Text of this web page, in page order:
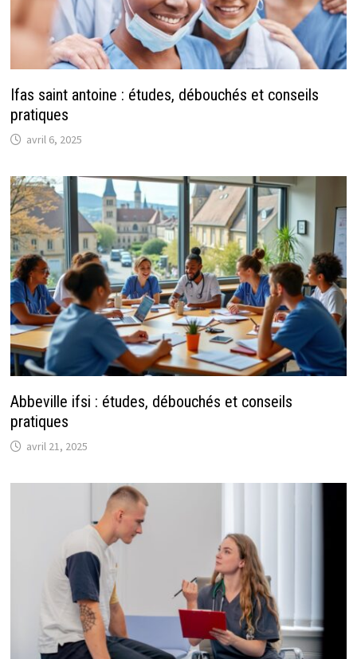
Ifas saint antoine : études, débouchés et conseils
pratiques
avril 6, 2025
Abbeville ifsi : études, débouchés et conseils
pratiques
avril 21, 2025